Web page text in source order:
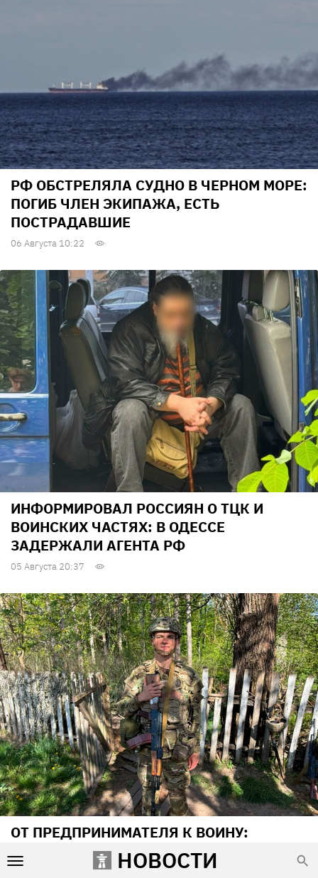
НОВОСТИ
РФ ОБСТРЕЛЯЛА СУДНО В ЧЕРНОМ МОРЕ:
ПОГИБ ЧЛЕН ЭКИПАЖА, ЕСТЬ
ПОСТРАДАВШИЕ
06 Августа 10:22
ИНФОРМИРОВАЛ РОССИЯН О ТЦК И
ВОИНСКИХ ЧАСТЯХ: В ОДЕССЕ
ЗАДЕРЖАЛИ АГЕНТА РФ
05 Августа 20:37
ОТ ПРЕДПРИНИМАТЕЛЯ К ВОИНУ:
ИСТОРИЯ БОЙЦА СТРЕЛКОВОГО
БАТАЛЬОНА ПОЛИЦИИ ОДЕСЧИНЫ